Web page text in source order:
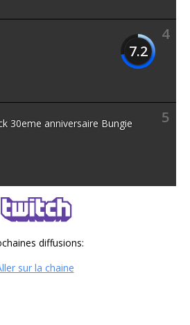
4
7.2
5
30eme anniversaire Bungie
diffusions:
sur la chaine